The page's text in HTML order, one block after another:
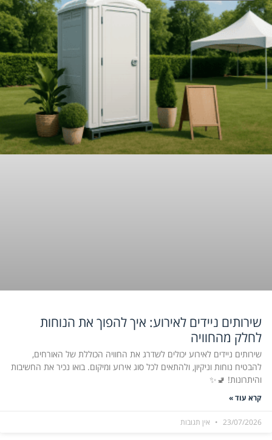
שירותים ניידים לאירוע: איך להפוך את הנוחות
לחלק מהחוויה
שירותים ניידים לאירוע יכולים לשדרג את החוויה הכוללת של האורחים,
להבטיח נוחות וניקיון, ולהתאים לכל סוג אירוע ומיקום. בואו נכיר את החשיבות
והיתרונות! 🚽✨
קרא עוד »
23/07/2026 אין תגובות